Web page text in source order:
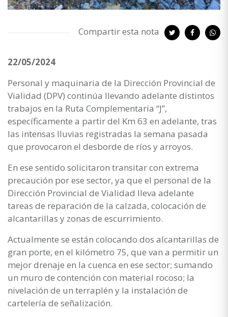
Compartir esta nota
22/05/2024
Personal y maquinaria de la Dirección Provincial de
Vialidad (DPV) continúa llevando adelante distintos
trabajos en la Ruta Complementaria “J”,
específicamente a partir del Km 63 en adelante, tras
las intensas lluvias registradas la semana pasada
que provocaron el desborde de ríos y arroyos.
En ese sentido solicitaron transitar con extrema
precaución por ese sector, ya que el personal de la
Dirección Provincial de Vialidad lleva adelante
tareas de reparación de la calzada, colocación de
alcantarillas y zonas de escurrimiento.
Actualmente se están colocando dos alcantarillas de
gran porte, en el kilómetro 75, que van a permitir un
mejor drenaje en la cuenca en ese sector; sumando
un muro de contención con material rocoso; la
nivelación de un terraplén y la instalación de
cartelería de señalización.